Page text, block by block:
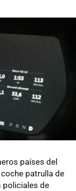
países del
patrulla de
policiales de